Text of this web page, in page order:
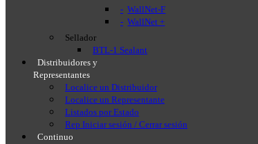
WallNet-F
WallNet +
Sellador
BTL-1 Sealant
Distribuidores y
Representantes
Localice un Distribuidor
Localice un Representante
Listados por Estado
Rep Iniciar sesión / Cerrar sesión
Continuo